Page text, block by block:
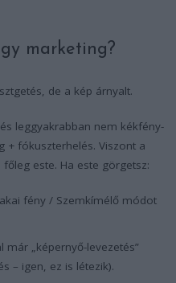
marketing?
de a kép árnyalt.
leggyakrabban nem kékfény-
+ fókuszterhelés. Viszont a
este. Ha este görgetsz:
fény / Szemkímélő módot
„képernyő-levezetés”
– igen, ez is létezik).